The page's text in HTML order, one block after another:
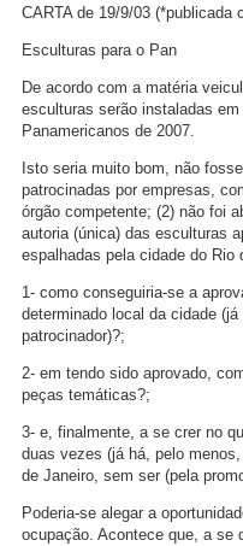
CARTA de 19/9/03 (*publicada
Esculturas para o Pan
De acordo com a matéria
esculturas serão instaladas
Panamericanos de 2007.
Isto seria muito bom, não
patrocinadas por empresas,
órgão competente; (2) não foi
autoria (única) das esculturas
espalhadas pela cidade do
1- como conseguiria-se a
determinado local da cidade
patrocinador)?;
2- em tendo sido aprovado,
peças temáticas?;
3- e, finalmente, a se crer no
duas vezes (já há, pelo
de Janeiro, sem ser (pela
Poderia-se alegar a
ocupação. Acontece que, a se